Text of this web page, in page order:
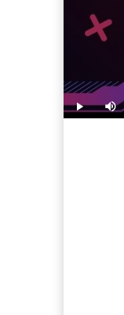
Play Mute